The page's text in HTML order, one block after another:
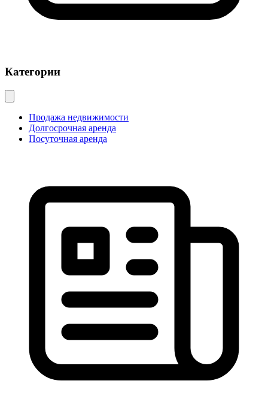
Категории
Продажа недвижимости
Долгосрочная аренда
Посуточная аренда